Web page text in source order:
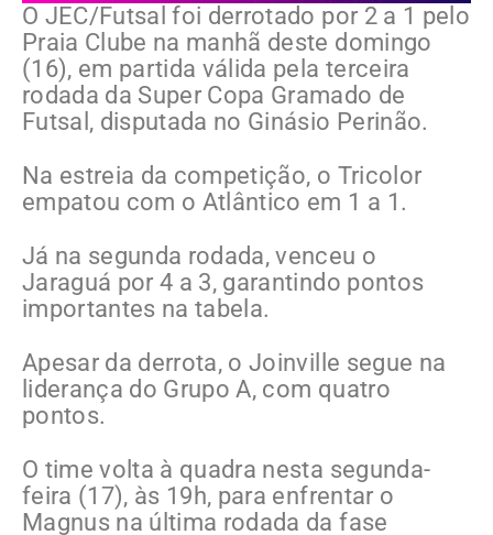
O JEC/Futsal foi derrotado por 2 a 1 pelo
Praia Clube na manhã deste domingo
(16), em partida válida pela terceira
rodada da Super Copa Gramado de
Futsal, disputada no Ginásio Perinão.
Na estreia da competição, o Tricolor
empatou com o Atlântico em 1 a 1.
Já na segunda rodada, venceu o
Jaraguá por 4 a 3, garantindo pontos
importantes na tabela.
Apesar da derrota, o Joinville segue na
liderança do Grupo A, com quatro
pontos.
O time volta à quadra nesta segunda-
feira (17), às 19h, para enfrentar o
Magnus na última rodada da fase